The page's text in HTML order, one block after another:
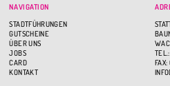
NAVIGATION
STADTFÜHRUNGEN
GUTSCHEINE
ÜBER UNS
JOBS
CARD
KONTAKT